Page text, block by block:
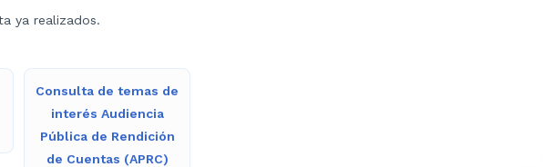
ya realizados.
Consulta de temas de
interés Audiencia
Pública de Rendición
de Cuentas (APRC)